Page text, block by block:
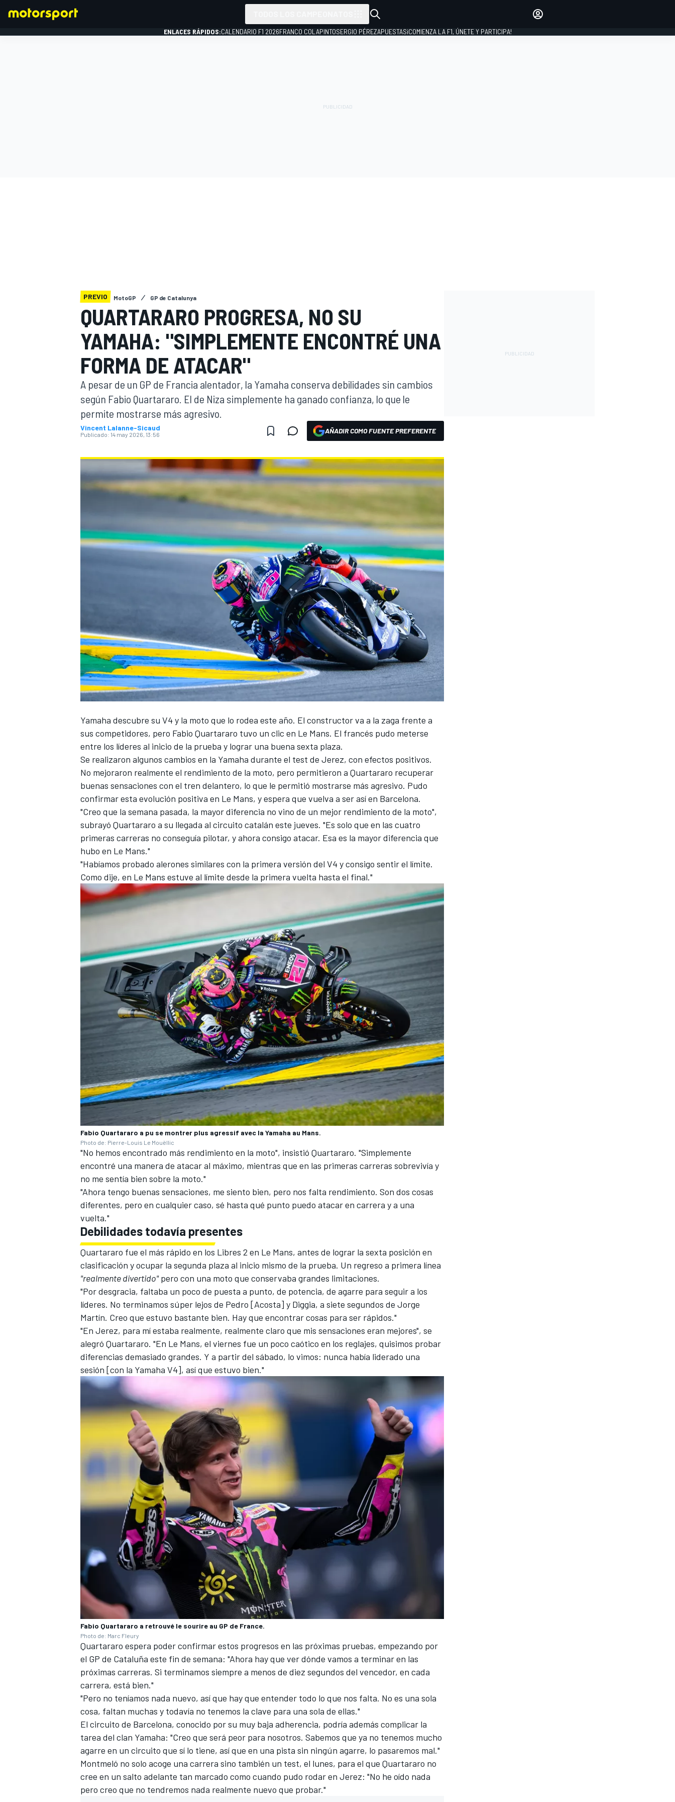
MOTOGP
NASCAR CUP
FÓRMULA E
WRC
MÁS CATEGORÍAS
INICIAR SESIÓN
ENLACES RÁPIDOS:CALENDARIO F1 2026FRANCO COLAPINTOSERGIO PÉREZAPUESTAS¡COMIENZA LA F1, ÚNETE Y PARTICIPA!
PREVIO MotoGP GP de Catalunya
QUARTARARO PROGRESA, NO SU
YAMAHA: "SIMPLEMENTE ENCONTRÉ UNA
FORMA DE ATACAR"
A pesar de un GP de Francia alentador, la Yamaha conserva debilidades sin cambios
según Fabio Quartararo. El de Niza simplemente ha ganado confianza, lo que le
permite mostrarse más agresivo.
Vincent Lalanne-Sicaud
Publicado: 14 may 2026, 13:56 AÑADIR COMO FUENTE PREFERENTE
Yamaha descubre su V4 y la moto que lo rodea este año. El constructor va a la zaga frente a
sus competidores, pero Fabio Quartararo tuvo un clic en Le Mans. El francés pudo meterse
entre los líderes al inicio de la prueba y lograr una buena sexta plaza.
Se realizaron algunos cambios en la Yamaha durante el test de Jerez, con efectos positivos.
No mejoraron realmente el rendimiento de la moto, pero permitieron a Quartararo recuperar
buenas sensaciones con el tren delantero, lo que le permitió mostrarse más agresivo. Pudo
confirmar esta evolución positiva en Le Mans, y espera que vuelva a ser así en Barcelona.
"Creo que la semana pasada, la mayor diferencia no vino de un mejor rendimiento de la moto",
subrayó Quartararo a su llegada al circuito catalán este jueves. "Es solo que en las cuatro
primeras carreras no conseguía pilotar, y ahora consigo atacar. Esa es la mayor diferencia que
hubo en Le Mans."
"Habíamos probado alerones similares con la primera versión del V4 y consigo sentir el límite.
Como dije, en Le Mans estuve al límite desde la primera vuelta hasta el final."
Fabio Quartararo a pu se montrer plus agressif avec la Yamaha au Mans.
Photo de: Pierre-Louis Le Mouëllic
"No hemos encontrado más rendimiento en la moto", insistió Quartararo. "Simplemente
encontré una manera de atacar al máximo, mientras que en las primeras carreras sobrevivía y
no me sentía bien sobre la moto."
"Ahora tengo buenas sensaciones, me siento bien, pero nos falta rendimiento. Son dos cosas
diferentes, pero en cualquier caso, sé hasta qué punto puedo atacar en carrera y a una
vuelta."
Debilidades todavía presentes
Quartararo fue el más rápido en los Libres 2 en Le Mans, antes de lograr la sexta posición en
clasificación y ocupar la segunda plaza al inicio mismo de la prueba. Un regreso a primera línea
"realmente divertido"pero con una moto que conservaba grandes limitaciones.
"Por desgracia, faltaba un poco de puesta a punto, de potencia, de agarre para seguir a los
líderes. No terminamos súper lejos de Pedro [Acosta] y Diggia, a siete segundos de Jorge
Martín. Creo que estuvo bastante bien. Hay que encontrar cosas para ser rápidos."
"En Jerez, para mí estaba realmente, realmente claro que mis sensaciones eran mejores", se
alegró Quartararo. "En Le Mans, el viernes fue un poco caótico en los reglajes, quisimos probar
diferencias demasiado grandes. Y a partir del sábado, lo vimos: nunca había liderado una
sesión [con la Yamaha V4], así que estuvo bien."
Fabio Quartararo a retrouvé le sourire au GP de France.
Photo de: Marc Fleury
Quartararo espera poder confirmar estos progresos en las próximas pruebas, empezando por
el GP de Cataluña este fin de semana: "Ahora hay que ver dónde vamos a terminar en las
próximas carreras. Si terminamos siempre a menos de diez segundos del vencedor, en cada
carrera, está bien."
"Pero no teníamos nada nuevo, así que hay que entender todo lo que nos falta. No es una sola
cosa, faltan muchas y todavía no tenemos la clave para una sola de ellas."
El circuito de Barcelona, conocido por su muy baja adherencia, podría además complicar la
tarea del clan Yamaha: "Creo que será peor para nosotros. Sabemos que ya no tenemos mucho
agarre en un circuito que sí lo tiene, así que en una pista sin ningún agarre, lo pasaremos mal."
Montmeló no solo acoge una carrera sino también un test, el lunes, para el que Quartararo no
cree en un salto adelante tan marcado como cuando pudo rodar en Jerez: "No he oído nada
pero creo que no tendremos nada realmente nuevo que probar."